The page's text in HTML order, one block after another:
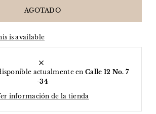
is available
actualmente enCalle 12 No. 7
-34
información de la tienda